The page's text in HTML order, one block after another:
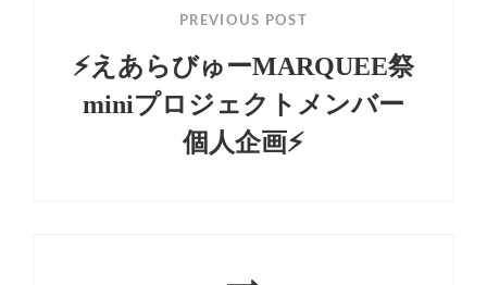
PREVIOUS POST
⚡️えあらびゅーMARQUEE祭
miniプロジェクトメンバー
個人企画⚡️